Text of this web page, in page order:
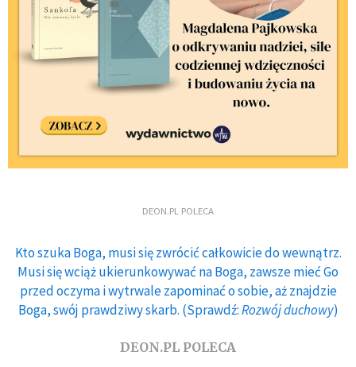
DEON.PL POLECA
Kto szuka Boga, musi się zwrócić całkowicie do wewnątrz.
Musi się wciąż ukierunkowywać na Boga, zawsze mieć Go
przed oczyma i wytrwale zapominać o sobie, aż znajdzie
Boga, swój prawdziwy skarb. (Sprawdź:Rozwój duchowy)
DEON.PL POLECA